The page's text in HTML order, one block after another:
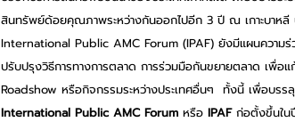
สินทรัพย์ด้อยคุณภาพระหว่างกันออกไปอีก 3 ปี ณ เกาะบาหลี
International Public AMC Forum (IPAF) ยังมีแผนความ
ปรับปรุงวิธีการทางการตลาด การร่วมมือกันขยายตลาด เพื่อ
Roadshow หรือกิจกรรมระหว่างประเทศอื่นๆ  ทั้งนี้ เพื่อบร
International Public AMC Forum หรือ IPAF ก่อตั้งขึ้นในปี